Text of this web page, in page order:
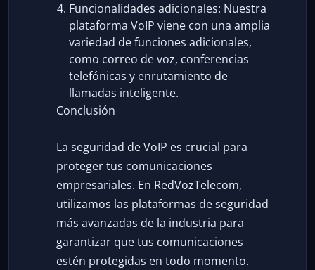
Funcionalidades adicionales: Nuestra
plataforma VoIP viene con una amplia
variedad de funciones adicionales,
como correo de voz, conferencias
telefónicas y enrutamiento de
llamadas inteligente.
Conclusión
La seguridad de VoIP es crucial para
proteger tus comunicaciones
empresariales. En RedVozTelecom,
utilizamos las plataformas de seguridad
más avanzadas de la industria para
garantizar que tus comunicaciones
estén protegidas en todo momento.